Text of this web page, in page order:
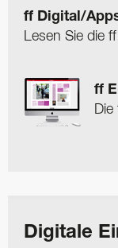
ff Digital/
Lesen Sie die
ff
Digitale